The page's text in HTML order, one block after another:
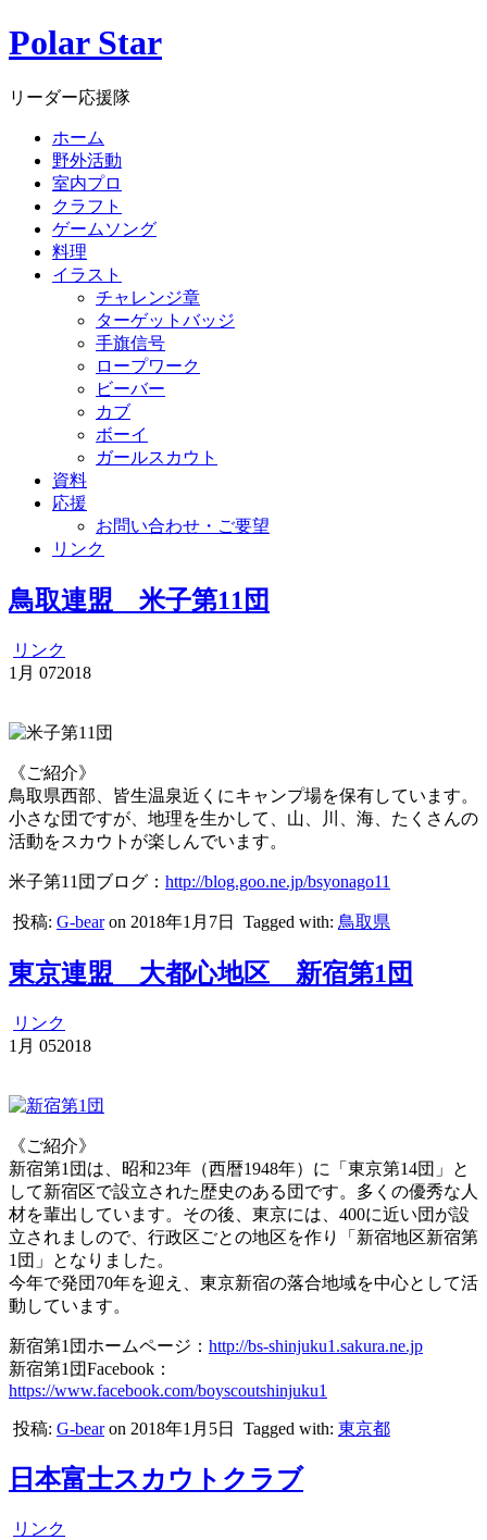
Polar Star
リーダー応援隊
ホーム
野外活動
室内プロ
クラフト
ゲームソング
料理
イラスト
チャレンジ章
ターゲットバッジ
手旗信号
ロープワーク
ビーバー
カブ
ボーイ
ガールスカウト
資料
応援
お問い合わせ・ご要望
リンク
鳥取連盟 米子第11団
リンク
1月 072018
《ご紹介》
鳥取県西部、皆生温泉近くにキャンプ場を保有しています。
小さな団ですが、地理を生かして、山、川、海、たくさんの
活動をスカウトが楽しんでいます。
米子第11団ブログ： http://blog.goo.ne.jp/bsyonago11
投稿: G-bearon 2018年1月7日 Tagged with: 鳥取県
東京連盟 大都心地区 新宿第1団
リンク
1月 052018
《ご紹介》
新宿第1団は、昭和23年（西暦1948年）に「東京第14団」と
して新宿区で設立された歴史のある団です。多くの優秀な人
材を輩出しています。その後、東京には、400に近い団が設
立されましので、行政区ごとの地区を作り「新宿地区新宿第
1団」となりました。
今年で発団70年を迎え、東京新宿の落合地域を中心として活
動しています。
新宿第1団ホームページ： http://bs-shinjuku1.sakura.ne.jp
新宿第1団Facebook：
https://www.facebook.com/boyscoutshinjuku1
投稿: G-bearon 2018年1月5日 Tagged with: 東京都
日本富士スカウトクラブ
リンク